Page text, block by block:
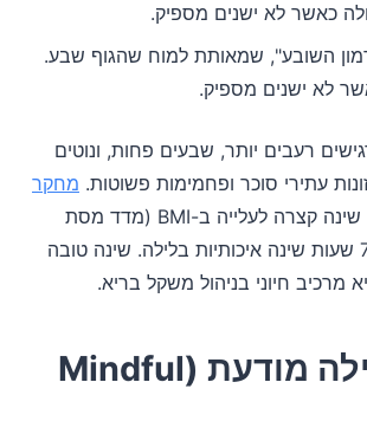
כאשר לא ישנים מספיק.
השובע", שמאותת למוח שהגוף שבע.
לא ישנים מספיק.
רעבים יותר, שבעים פחות, ונוטים
עתירי סוכר ופחמימות פשוטות. מחקר
מצא קשר ישיר בין שינה קצרה לעלייה ב-BMI (מדד מסת
הגוף). שאפו ל-7-9 שעות שינה איכותיות בלילה. שינה טובה
מרכיב חיוני בניהול משקל בריא.
תרגלו אכילה מודעת (Mindful